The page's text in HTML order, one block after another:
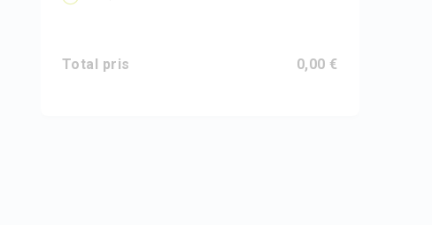
Total pris 0,00 €